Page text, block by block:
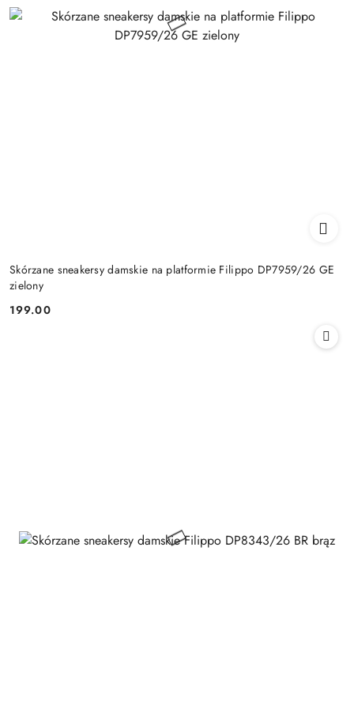
Skórzane sneakersy damskie na platformie Filippo DP7959/26 GE
zielony
Cena:
199.00